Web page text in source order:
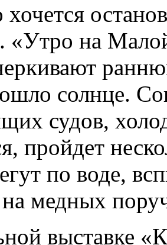
«Утро на
солнце.
судов,
пройдет
по воде,
медных
выставке